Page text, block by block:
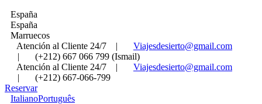
España
España
Marruecos
Atención al Cliente 24/7
|
Viajesdesierto@gmail.com
|
(+212) 667 066 799 (Ismail)
Atención al Cliente 24/7
|
Viajesdesierto@gmail.com
|
(+212) 667-066-799
Reservar
ItalianoPortuguês